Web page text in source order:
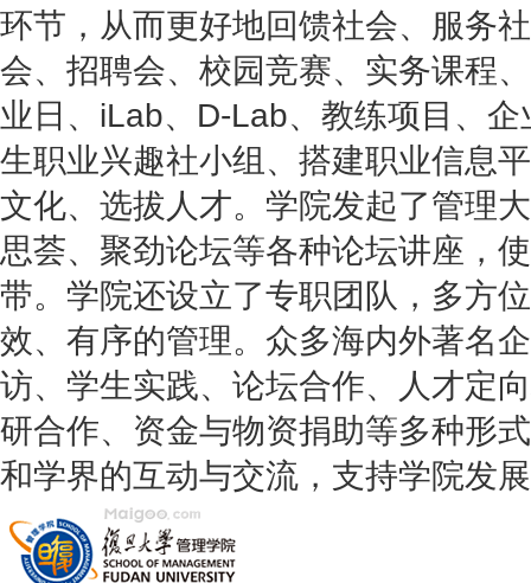
环节，从而更好地回馈社会、服务
会、招聘会、校园竞赛、实务课程
业日、iLab、D-Lab、教练项目、
生职业兴趣社小组、搭建职业信息
文化、选拔人才。学院发起了管理
思荟、聚劲论坛等各种论坛讲座，
带。学院还设立了专职团队，多方
效、有序的管理。众多海内外著名
访、学生实践、论坛合作、人才定
研合作、资金与物资捐助等多种形
和学界的互动与交流，支持学院发